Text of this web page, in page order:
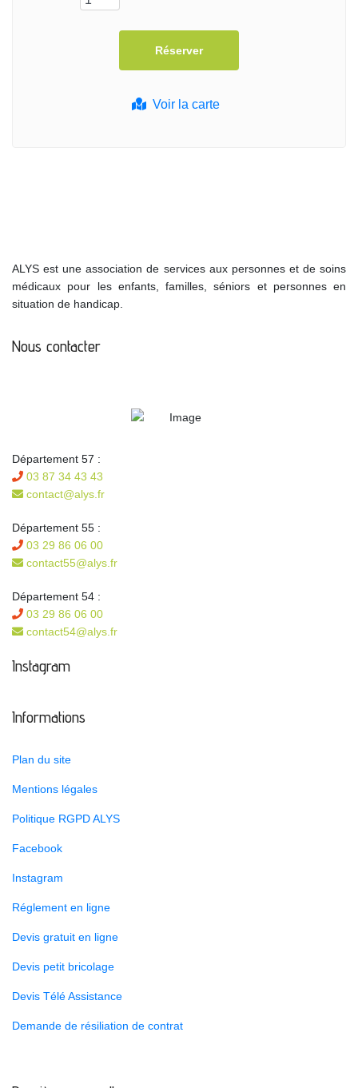
Voir la carte
ALYS est une association de services aux personnes et de soins
médicaux pour les enfants, familles, séniors et personnes en
situation de handicap.
Nous contacter
Département 57 :
03 87 34 43 43
contact@alys.fr
Département 55 :
03 29 86 06 00
contact55@alys.fr
Département 54 :
03 29 86 06 00
contact54@alys.fr
Instagram
Informations
Plan du site
Mentions légales
Politique RGPD ALYS
Facebook
Instagram
Réglement en ligne
Devis gratuit en ligne
Devis petit bricolage
Devis Télé Assistance
Demande de résiliation de contrat